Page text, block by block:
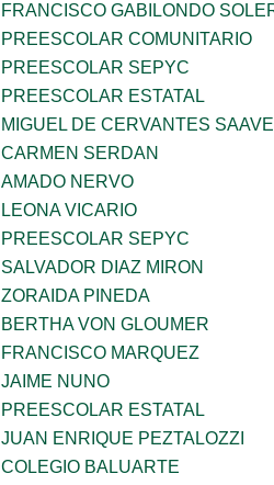
FRANCISCO GABILONDO
PREESCOLAR COMUNITARIO
PREESCOLAR SEPYC
PREESCOLAR ESTATAL
MIGUEL DE CERVANTES
CARMEN SERDAN
AMADO NERVO
LEONA VICARIO
PREESCOLAR SEPYC
SALVADOR DIAZ MIRON
ZORAIDA PINEDA
BERTHA VON GLOUMER
FRANCISCO MARQUEZ
JAIME NUNO
PREESCOLAR ESTATAL
JUAN ENRIQUE PEZTALOZZI
COLEGIO BALUARTE